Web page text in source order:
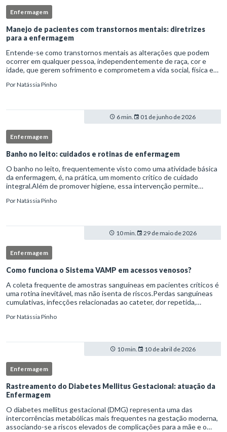
Enfermagem
Manejo de pacientes com transtornos mentais: diretrizes
para a enfermagem
Entende-se como transtornos mentais as alterações que podem
ocorrer em qualquer pessoa, independentemente de raça, cor e
idade, que gerem sofrimento e comprometem a vida social, física e
PorNatássia Pinho
6 min. 01 de junho de 2026
Enfermagem
Banho no leito: cuidados e rotinas de enfermagem
O banho no leito, frequentemente visto como uma atividade básica
da enfermagem, é, na prática, um momento crítico de cuidado
integral.Além de promover higiene, essa intervenção permite
PorNatássia Pinho
10 min. 29 de maio de 2026
Enfermagem
Como funciona o Sistema VAMP em acessos venosos?
A coleta frequente de amostras sanguíneas em pacientes críticos é
uma rotina inevitável, mas não isenta de riscos.Perdas sanguíneas
cumulativas, infecções relacionadas ao cateter, dor repetida,
PorNatássia Pinho
10 min. 10 de abril de 2026
Enfermagem
Rastreamento do Diabetes Mellitus Gestacional: atuação da
Enfermagem
O diabetes mellitus gestacional (DMG) representa uma das
intercorrências metabólicas mais frequentes na gestação moderna,
associando-se a riscos elevados de complicações para a mãe e o